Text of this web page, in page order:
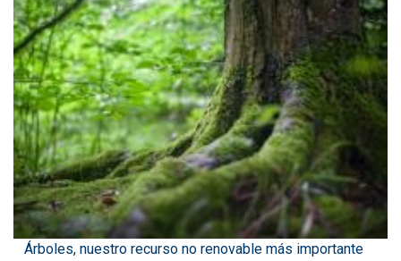
Árboles, nuestro recurso no renovable más importante